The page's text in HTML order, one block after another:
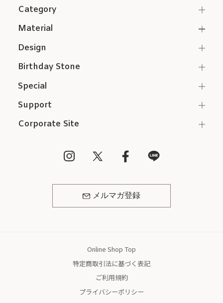
Category
Support
Corporate Site
メルマガ登録
Material
Design
Birthday Stone
Special
Online Shop Top
特定商取引法に基づく表記
ご利用規約
プライバシーポリシー